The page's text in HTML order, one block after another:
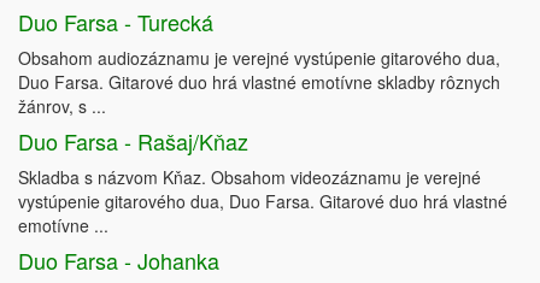
Duo Farsa - Turecká
Obsahom audiozáznamu je verejné vystúpenie gitarového dua,
Duo Farsa. Gitarové duo hrá vlastné emotívne skladby rôznych
žánrov, s ...
Duo Farsa - Rašaj/Kňaz
Skladba s názvom Kňaz. Obsahom videozáznamu je verejné
vystúpenie gitarového dua, Duo Farsa. Gitarové duo hrá vlastné
emotívne ...
Duo Farsa - Johanka